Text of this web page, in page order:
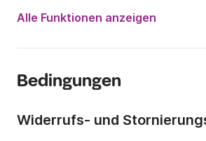
Anzahl Schlafplätze:
Alle Funktionen anzeigen
Bedingungen
Widerrufs- und